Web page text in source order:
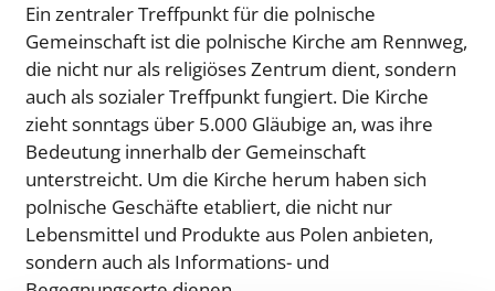
Ein zentraler Treffpunkt für die polnische
Gemeinschaft ist die polnische Kirche am Rennweg,
die nicht nur als religiöses Zentrum dient, sondern
auch als sozialer Treffpunkt fungiert. Die Kirche
zieht sonntags über 5.000 Gläubige an, was ihre
Bedeutung innerhalb der Gemeinschaft
unterstreicht. Um die Kirche herum haben sich
polnische Geschäfte etabliert, die nicht nur
Lebensmittel und Produkte aus Polen anbieten,
sondern auch als Informations- und